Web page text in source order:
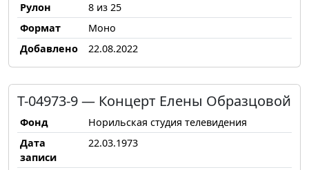
Рулон
8 из 25
Формат
Моно
Добавлено
22.08.2022
Т-04973-9 — Концерт Елены Образцовой
Фонд
Норильская студия телевидения
Дата
записи
22.03.1973